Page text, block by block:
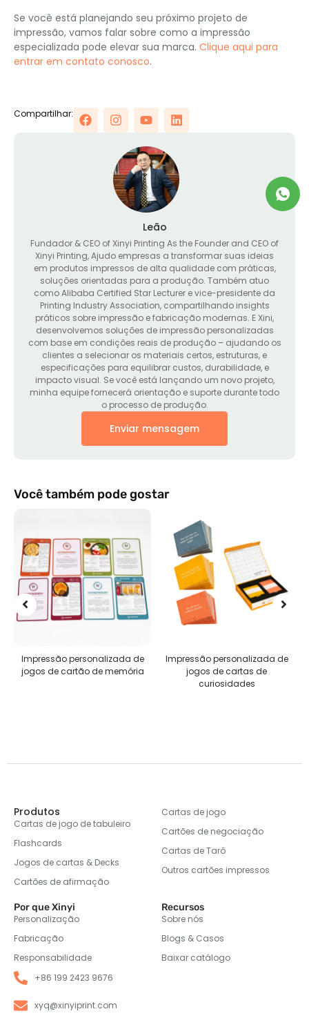
Se você está planejando seu próximo projeto de
impressão, vamos falar sobre como a impressão
especializada pode elevar sua marca. Clique aqui para
entrar em contato conosco.
Compartilhar:
Leão
Fundador & CEO of Xinyi Printing As the Founder and CEO of
Xinyi Printing, Ajudo empresas a transformar suas ideias
em produtos impressos de alta qualidade com práticas,
soluções orientadas para a produção. Também atuo
como Alibaba Certified Star Lecturer e vice-presidente da
Printing Industry Association, compartilhando insights
práticos sobre impressão e fabricação modernas. E Xini,
desenvolvemos soluções de impressão personalizadas
com base em condições reais de produção – ajudando os
clientes a selecionar os materiais certos, estruturas, e
especificações para equilibrar custos, durabilidade, e
impacto visual. Se você está lançando um novo projeto,
minha equipe fornecerá orientação e suporte durante todo
o processo de produção.
Enviar mensagem
Você também pode gostar
Impressão personalizada de
jogos de cartão de memória
Impressão personalizada de
jogos de cartas de
curiosidades
Produtos
Cartas de jogo de tabuleiro
Flashcards
Jogos de cartas & Decks
Cartões de afirmação
Cartas de jogo
Cartões de negociação
Cartas de Tarô
Outros cartões impressos
Por que Xinyi
Personalização
Fabricação
Responsabilidade
Recursos
Sobre nós
Blogs & Casos
Baixar catálogo
+86 199 2423 9676
xyq@xinyiprint.com